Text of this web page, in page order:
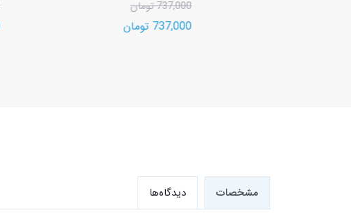
737,000 تومان
737,000 تومان
مشخصات دیدگاه‌ها